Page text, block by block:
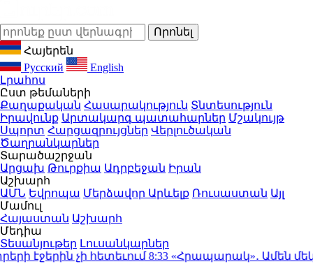
Հայերեն
Русский
English
Լրահոս
Ըստ թեմաների
Քաղաքական Հասարակություն Տնտեսություն
Իրավունք Արտակարգ պատահարներ Մշակույթ
Սպորտ Հարցազրույցներ Վերլուծական
Ծաղրանկարներ
Տարածաշրջան
Արցախ Թուրքիա Ադրբեջան Իրան
Աշխարհ
ԱՄՆ Եվրոպա Մերձավոր Արևելք Ռուսաստան Այլ
Մամուլ
Հայաստան Աշխարհ
Մեդիա
Տեսանյութեր Լուսանկարներ
էջերին չի հետեւում8:33«Հրապարակ»․ Ամեն մեկն